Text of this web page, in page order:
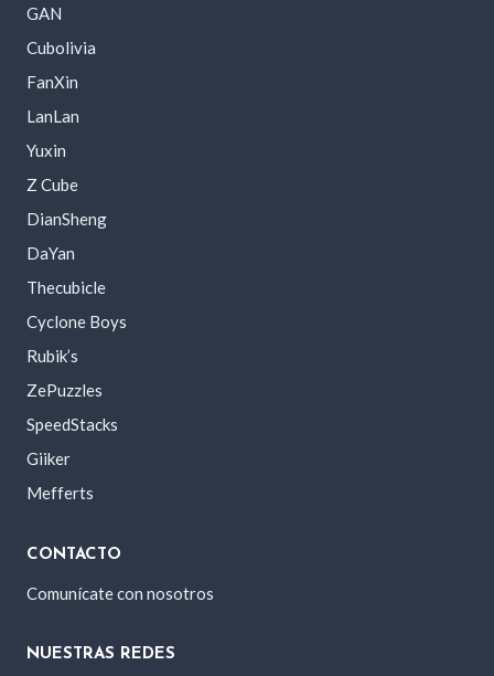
GAN
Cubolivia
FanXin
LanLan
Yuxin
Z Cube
DianSheng
DaYan
Thecubicle
Cyclone Boys
Rubik’s
ZePuzzles
SpeedStacks
Giiker
Mefferts
CONTACTO
Comunícate con nosotros
NUESTRAS REDES